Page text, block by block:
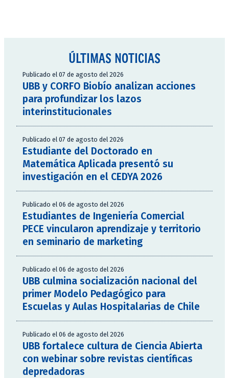
ÚLTIMAS NOTICIAS
Publicado el 07 de agosto del 2026
UBB y CORFO Biobío analizan acciones
para profundizar los lazos
interinstitucionales
Publicado el 07 de agosto del 2026
Estudiante del Doctorado en
Matemática Aplicada presentó su
investigación en el CEDYA 2026
Publicado el 06 de agosto del 2026
Estudiantes de Ingeniería Comercial
PECE vincularon aprendizaje y territorio
en seminario de marketing
Publicado el 06 de agosto del 2026
UBB culmina socialización nacional del
primer Modelo Pedagógico para
Escuelas y Aulas Hospitalarias de Chile
Publicado el 06 de agosto del 2026
UBB fortalece cultura de Ciencia Abierta
con webinar sobre revistas científicas
depredadoras